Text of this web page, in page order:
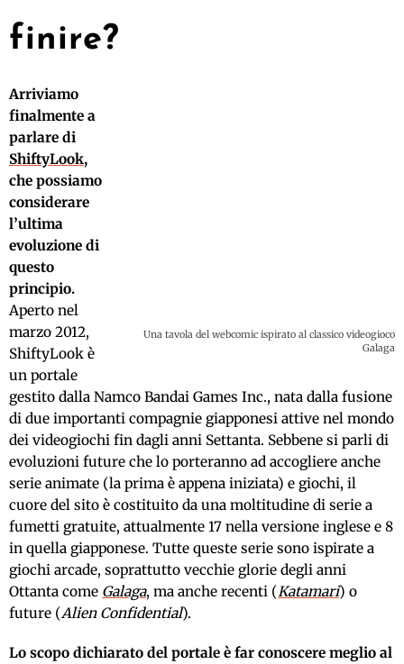
finire?
Una tavola del webcomic ispirato al classico videogioco
Galaga
Arriviamo
finalmente a
parlare di
ShiftyLook,
che possiamo
considerare
l’ultima
evoluzione di
questo
principio.
Aperto nel
marzo 2012,
ShiftyLook è
un portale
gestito dalla Namco Bandai Games Inc., nata dalla fusione
di due importanti compagnie giapponesi attive nel mondo
dei videogiochi fin dagli anni Settanta. Sebbene si parli di
evoluzioni future che lo porteranno ad accogliere anche
serie animate (la prima è appena iniziata) e giochi, il
cuore del sito è costituito da una moltitudine di serie a
fumetti gratuite, attualmente 17 nella versione inglese e 8
in quella giapponese. Tutte queste serie sono ispirate a
giochi arcade, soprattutto vecchie glorie degli anni
Ottanta come Galaga, ma anche recenti (Katamari) o
future (Alien Confidential).
Lo scopo dichiarato del portale è far conoscere meglio al